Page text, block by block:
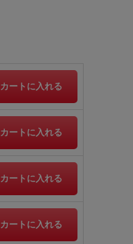
カートに入れる
カートに入れる
カートに入れる
カートに入れる